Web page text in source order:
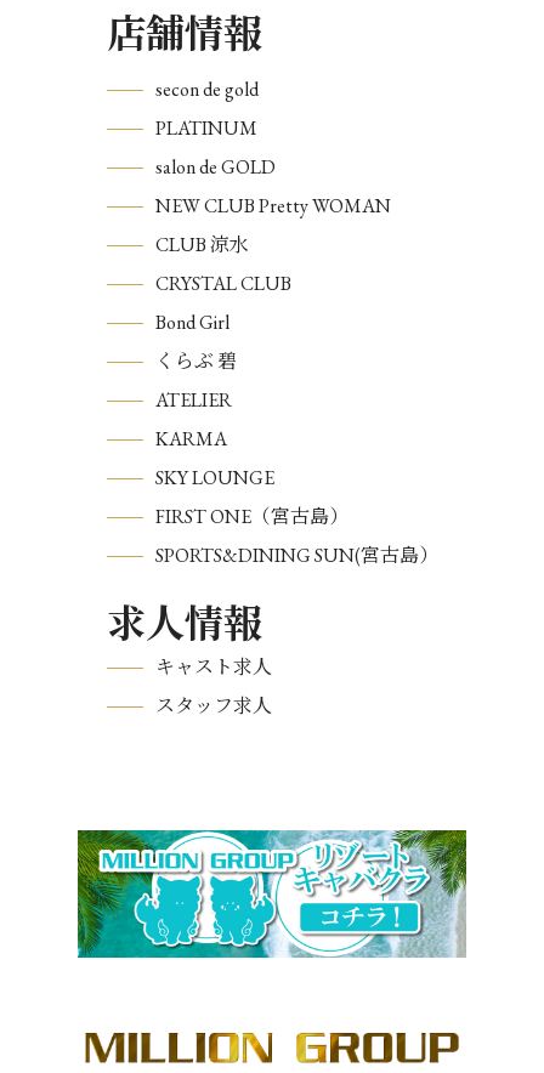
店舗情報
secon de gold
PLATINUM
salon de GOLD
NEW CLUB Pretty WOMAN
CLUB 涼水
CRYSTAL CLUB
Bond Girl
くらぶ 碧
ATELIER
KARMA
SKY LOUNGE
FIRST ONE（宮古島）
SPORTS&DINING SUN(宮古島）
求人情報
キャスト求人
スタッフ求人